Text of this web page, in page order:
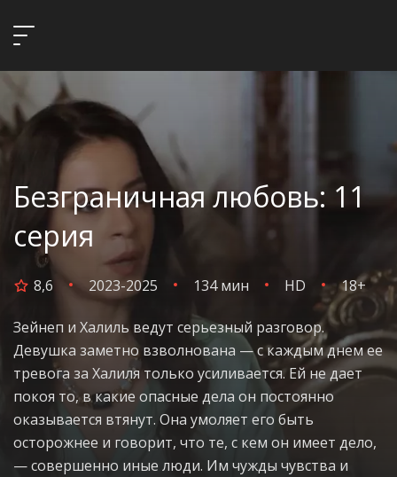
Безграничная любовь: 11
серия
8,6 2023-2025 134 мин HD 18+
Зейнеп и Халиль ведут серьезный разговор.
Девушка заметно взволнована — с каждым днем ее
тревога за Халиля только усиливается. Ей не дает
покоя то, в какие опасные дела он постоянно
оказывается втянут. Она умоляет его быть
осторожнее и говорит, что те, с кем он имеет дело,
— совершенно иные люди. Им чужды чувства и